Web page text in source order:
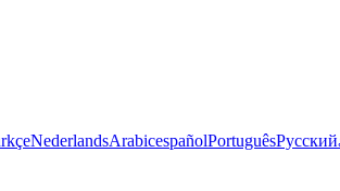
NederlandsArabicespañolPortuguêsРусский